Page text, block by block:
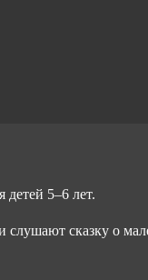
детей 5–6 лет.
сказку о